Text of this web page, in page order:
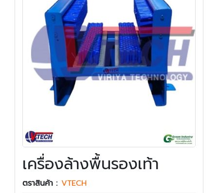
เครื่องล้างพื้นรองเท้า
ตราสินค้า : VTECH